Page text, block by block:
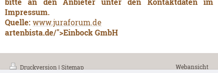
Impressum.
Quelle: www.juraforum.de
artenbista.de/">Einbock GmbH
Druckversion | Sitemap Webansicht